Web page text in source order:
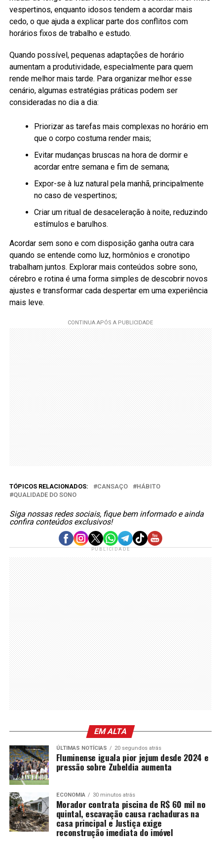
vespertinos, enquanto idosos tendem a acordar mais
cedo, o que ajuda a explicar parte dos conflitos com
horários fixos de trabalho e estudo.
Quando possível, pequenas adaptações de horário
aumentam a produtividade, especialmente para quem
rende melhor mais tarde. Para organizar melhor esse
cenário, algumas estratégias práticas podem ser
consideradas no dia a dia:
Priorizar as tarefas mais complexas no horário em
que o corpo costuma render mais;
Evitar mudanças bruscas na hora de dormir e
acordar entre semana e fim de semana;
Expor-se à luz natural pela manhã, principalmente
no caso de vespertinos;
Criar um ritual de desaceleração à noite, reduzindo
estímulos e barulhos.
Acordar sem sono e com disposição ganha outra cara
quando se entende como luz, hormônios e cronotipo
trabalham juntos. Explorar mais conteúdos sobre sono,
cérebro e rotina é uma forma simples de descobrir novos
ajustes e transformar cada despertar em uma experiência
mais leve.
TÓPICOS RELACIONADOS: CANSAÇO
HÁBITO
QUALIDADE DO SONO
Siga nossas redes sociais, fique bem informado e ainda
confira conteúdos exclusivos!
PUBLICIDADE
EM ALTA
ÚLTIMAS NOTÍCIAS 20 segundos atrás
Fluminense iguala pior jejum desde 2024 e
pressão sobre Zubeldia aumenta
ECONOMIA 30 minutos atrás
Morador contrata piscina de R$ 60 mil no
quintal, escavação causa rachaduras na
casa principal e Justiça exige
reconstrução imediata do imóvel